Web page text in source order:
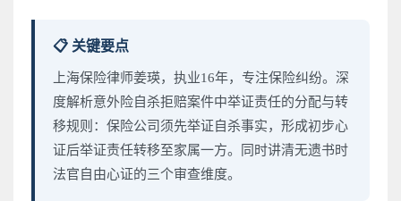
📋 关键要点
上海保险律师姜瑛，执业16年，专注保险纠纷。深
度解析意外险自杀拒赔案件中举证责任的分配与转
移规则：保险公司须先举证自杀事实，形成初步心
证后举证责任转移至家属一方。同时讲清无遗书时
法官自由心证的三个审查维度。